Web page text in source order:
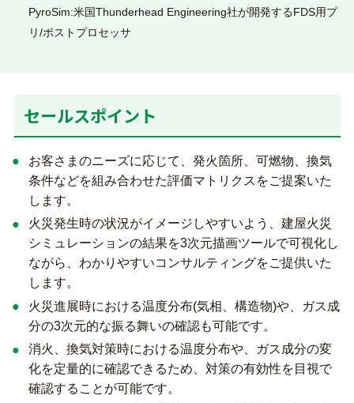
PyroSim:米国Thunderhead Engineering社が開発するFDS用プ
リ/ポストプロセッサ
セールスポイント
お客さまのニーズに応じて、発火箇所、可燃物、換気
条件などを組み合わせた評価マトリクスをご提案いた
します。
火災発生時の状況がイメージしやすいよう、建屋火災
シミュレーションの結果を3次元描画ツールで可視化し
ながら、わかりやすいコンサルティングをご提供いた
します。
火災進展時における温度分布(気相、構造物)や、ガス成
分の3次元的な振る舞いの確認も可能です。
消火、換気対策時における温度分布や、ガス成分の変
化を定量的に確認できるため、対策の有効性を目視で
確認することが可能です。